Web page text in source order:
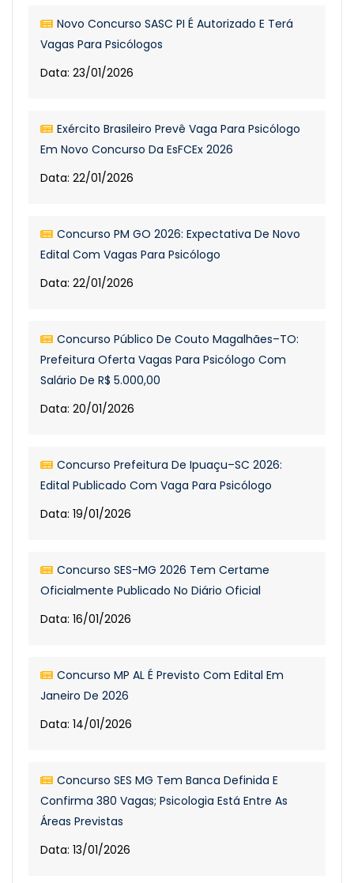
Novo Concurso SASC PI É Autorizado E Terá
Vagas Para Psicólogos
Data: 23/01/2026
Exército Brasileiro Prevê Vaga Para Psicólogo
Em Novo Concurso Da EsFCEx 2026
Data: 22/01/2026
Concurso PM GO 2026: Expectativa De Novo
Edital Com Vagas Para Psicólogo
Data: 22/01/2026
Concurso Público De Couto Magalhães–TO:
Prefeitura Oferta Vagas Para Psicólogo Com
Salário De R$ 5.000,00
Data: 20/01/2026
Concurso Prefeitura De Ipuaçu–SC 2026:
Edital Publicado Com Vaga Para Psicólogo
Data: 19/01/2026
Concurso SES-MG 2026 Tem Certame
Oficialmente Publicado No Diário Oficial
Data: 16/01/2026
Concurso MP AL É Previsto Com Edital Em
Janeiro De 2026
Data: 14/01/2026
Concurso SES MG Tem Banca Definida E
Confirma 380 Vagas; Psicologia Está Entre As
Áreas Previstas
Data: 13/01/2026